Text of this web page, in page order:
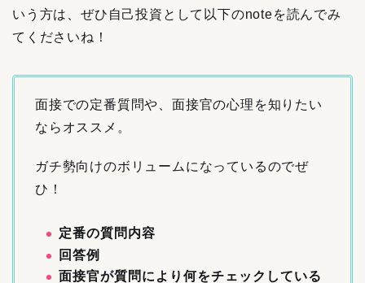
いう方は、ぜひ自己投資として以下のnoteを読んでみ
てくださいね！
面接での定番質問や、面接官の心理 を知りたい
ならオススメ。
ガチ勢向けのボリュームになっているのでぜ
ひ！
定番の質問内容
回答例
面接官が質問により何をチェックしている